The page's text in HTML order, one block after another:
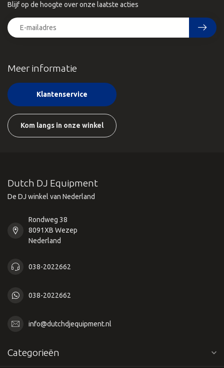
Meer informatie
Klantenservice
Kom langs in onze winkel
Blijf op de hoogte over onze laatste acties
Dutch DJ Equipment
De DJ winkel van Nederland
Rondweg 38
8091XB Wezep
Nederland
038-2022662
038-2022662
info@dutchdjequipment.nl
Categorieën